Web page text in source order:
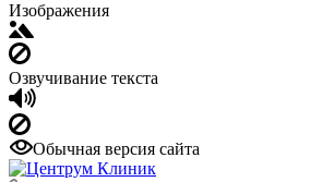
Изображения
Озвучивание текста
Обычная версия сайта